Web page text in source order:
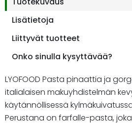
Lisätietoja
Liittyvät tuotteet
Onko sinulla kysyttävää?
LYOFOOD Pasta pinaattia ja
italialaisen makuyhdistelmän
käytännöllisessä
Perustana on farfalle-pasta,